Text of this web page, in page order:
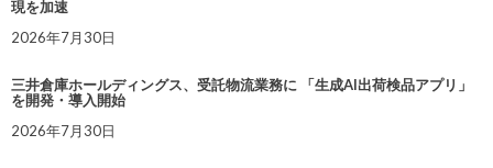
現を加速
2026年7月30日
三井倉庫ホールディングス、受託物流業務に 「生成AI出荷検品アプリ」
を開発・導入開始
2026年7月30日